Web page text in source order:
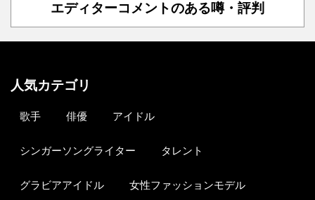
エディターコメントのある噂・評判
人気カテゴリ
歌手 俳優 アイドル
シンガーソングライター タレント
グラビアアイドル 女性ファッションモデル